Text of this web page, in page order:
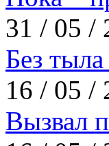
31 / 05 /
Без
16 / 05 /
Вызвал